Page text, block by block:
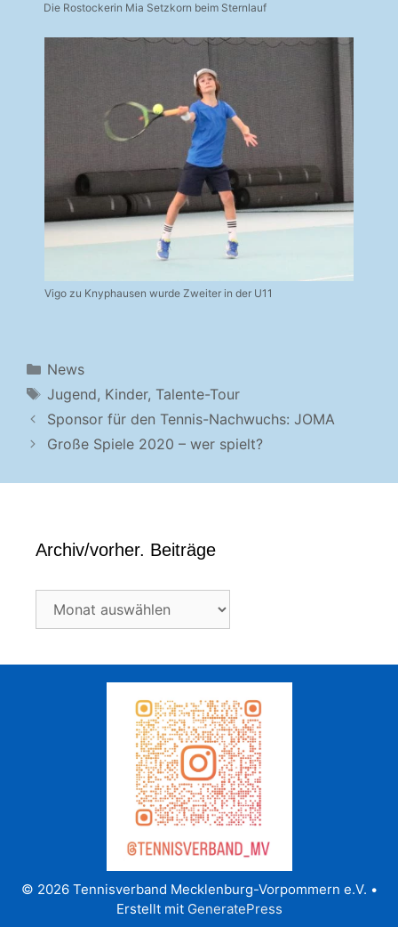
Die Rostockerin Mia Setzkorn beim Sternlauf
Vigo zu Knyphausen wurde Zweiter in der U11
Kategorien
News
Schlagwörter
Jugend, Kinder, Talente-Tour
Sponsor für den Tennis-Nachwuchs: JOMA
Große Spiele 2020 – wer spielt?
Archiv/vorher. Beiträge
Beiträge
© 2026 Tennisverband Mecklenburg-Vorpommern e.V. •
Erstellt mit GeneratePress